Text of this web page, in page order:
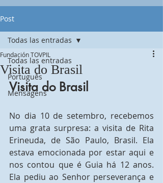
Post
Todas las entradas
Português
Mensagens
Todas las entradas
Visita do Brasil
Fundación TOVPIL
Visita do Brasil
No dia 10 de setembro, recebemos
uma grata surpresa: a visita de Rita
Erineuda, de São Paulo, Brasil. Ela
estava emocionada por estar aqui e
nos contou que é Guia há 12 anos.
Ela pediu ao Senhor perseverança e